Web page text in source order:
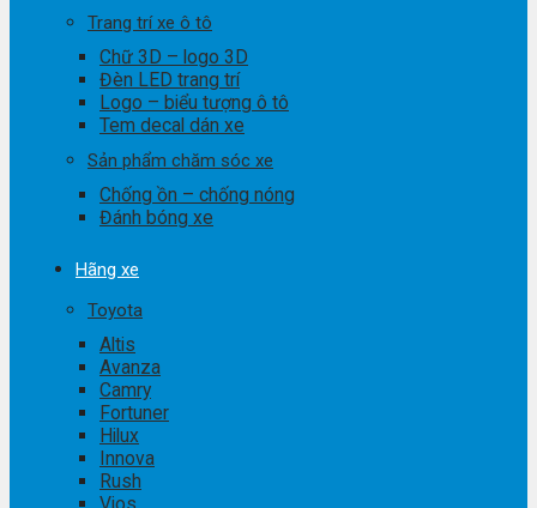
Trang trí xe ô tô
Chữ 3D – logo 3D
Đèn LED trang trí
Logo – biểu tượng ô tô
Tem decal dán xe
Sản phẩm chăm sóc xe
Chống ồn – chống nóng
Đánh bóng xe
Hãng xe
Toyota
Altis
Avanza
Camry
Fortuner
Hilux
Innova
Rush